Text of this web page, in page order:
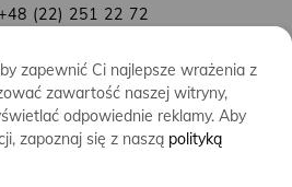
(22) 251 22 72
zapewnić Ci najlepsze wrażenia z
zawartość naszej witryny,
odpowiednie reklamy. Aby
zapoznaj się z naszą polityką